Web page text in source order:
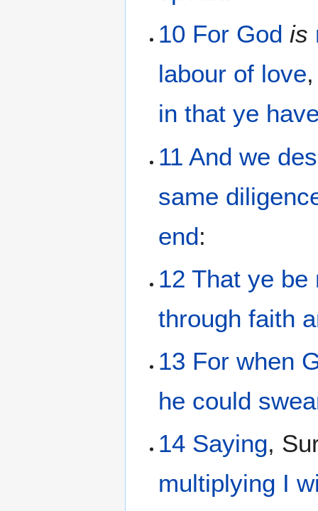
10 For God is
labour of love
in that ye
11 And we
same
end:
12 That ye be
through faith
13 For when
he could
14 Saying,
multiplying I